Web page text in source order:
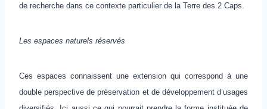
de recherche dans ce contexte particulier de la Terre des 2 Caps.
Les espaces naturels réservés
Ces espaces connaissent une extension qui correspond à une
double perspective de préservation et de développement d’usages